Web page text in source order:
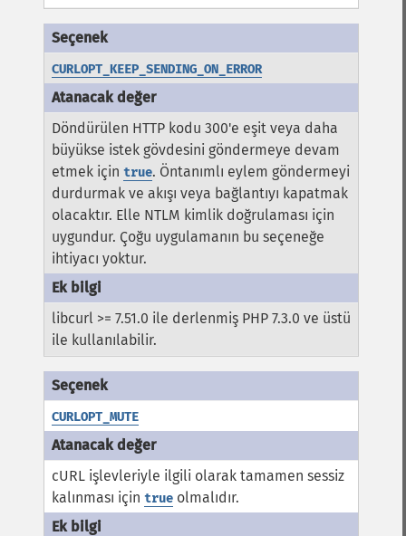
CURLOPT_KEEP_SENDING_ON_ERROR
Döndürülen HTTP kodu 300'e eşit veya daha
büyükse istek gövdesini göndermeye devam
etmek için true. Öntanımlı eylem göndermeyi
durdurmak ve akışı veya bağlantıyı kapatmak
olacaktır. Elle NTLM kimlik doğrulaması için
uygundur. Çoğu uygulamanın bu seçeneğe
ihtiyacı yoktur.
libcurl >= 7.51.0 ile derlenmiş PHP 7.3.0 ve üstü
ile kullanılabilir.
CURLOPT_MUTE
cURL işlevleriyle ilgili olarak tamamen sessiz
kalınması için true olmalıdır.